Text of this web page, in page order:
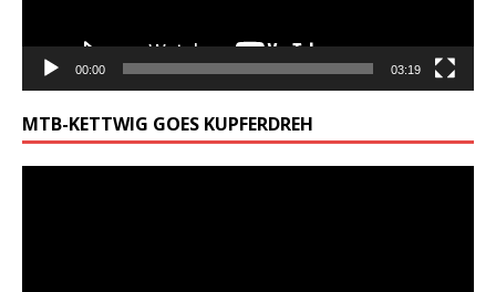
00:00 03:19
MTB-KETTWIG GOES KUPFERDREH